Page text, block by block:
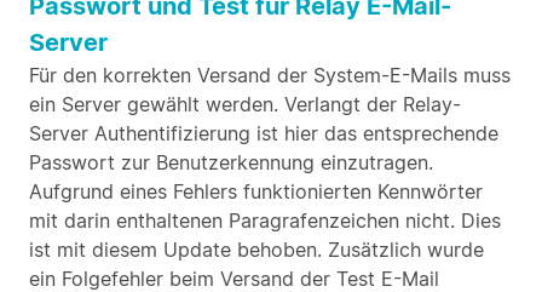
Passwort und Test für Relay E-Mail-
Server
Für den korrekten Versand der System-E-Mails muss
ein Server gewählt werden. Verlangt der Relay-
Server Authentifizierung ist hier das entsprechende
Passwort zur Benutzerkennung einzutragen.
Aufgrund eines Fehlers funktionierten Kennwörter
mit darin enthaltenen Paragrafenzeichen nicht. Dies
ist mit diesem Update behoben. Zusätzlich wurde
ein Folgefehler beim Versand der Test E-Mail